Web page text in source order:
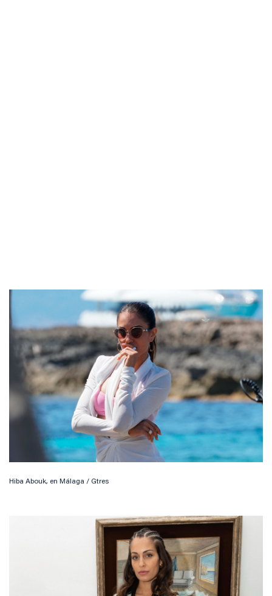
Hiba Abouk, en Málaga / Gtres